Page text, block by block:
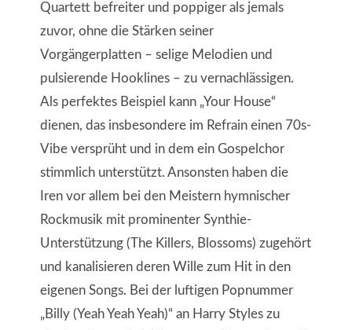
Quartett befreiter und poppiger als jemals
zuvor, ohne die Stärken seiner
Vorgängerplatten – selige Melodien und
pulsierende Hooklines – zu vernachlässigen.
Als perfektes Beispiel kann „Your House“
dienen, das insbesondere im Refrain einen 70s-
Vibe versprüht und in dem ein Gospelchor
stimmlich unterstützt. Ansonsten haben die
Iren vor allem bei den Meistern hymnischer
Rockmusik mit prominenter Synthie-
Unterstützung (The Killers, Blossoms) zugehört
und kanalisieren deren Wille zum Hit in den
eigenen Songs. Bei der luftigen Popnummer
„Billy (Yeah Yeah Yeah)“ an Harry Styles zu